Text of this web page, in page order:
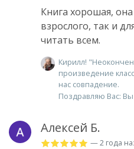
Книга хорошая,
взрослого, так и
читать всем.
Кирилл!
произведение
нас совпадение.
Поздравляю Вас:
Алексей Б.
— 2 года